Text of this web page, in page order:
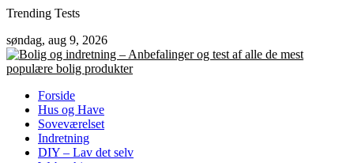
Skip
content
Trending Tests
søndag, aug 9, 2026
Forside
Hus og Have
Soveværelset
Indretning
DIY – Lav det selv